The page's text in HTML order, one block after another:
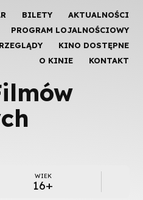
narzędzi
BILETY
AKTUALNOŚCI
PROGRAM LOJALNOŚCIOWY
KINO DOSTĘPNE
O KINIE
KONTAKT
WIEK
16+